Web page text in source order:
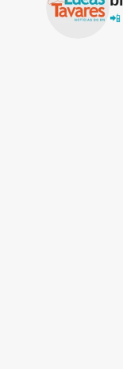
📲